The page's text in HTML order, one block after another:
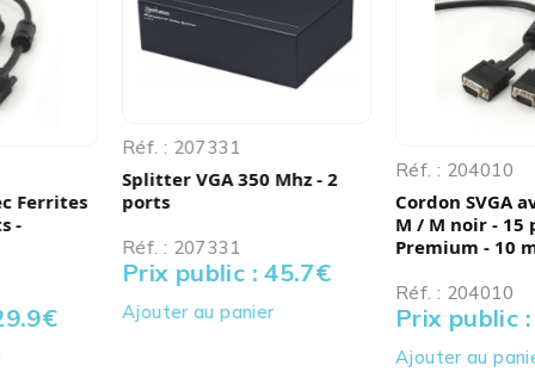
Réf. : 207331
Splitter VGA 350 Mhz - 2
ports
Réf. : 207331
Prix public : 45.7€
Ajouter au panier
Réf. : 204010
Cordon SVGA avec Ferrites
M / M noir - 15 pts -
Premium - 10 m
Réf. : 204010
Prix public : 29.9€
Ajouter au panier